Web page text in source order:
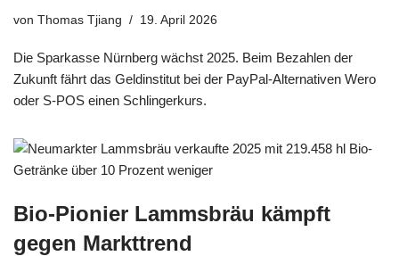
von Thomas Tjiang 19. April 2026
Die Sparkasse Nürnberg wächst 2025. Beim Bezahlen der
Zukunft fährt das Geldinstitut bei der PayPal-Alternativen Wero
oder S-POS einen Schlingerkurs.
Bio-Pionier Lammsbräu kämpft
gegen Markttrend